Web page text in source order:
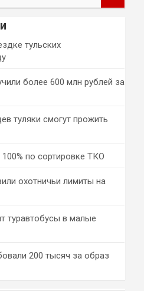
тульских
более 600 млн рублей за
туляки смогут прожить
по сортировке ТКО
охотничьи лимиты на
туравтобусы в малые
200 тысяч за образ